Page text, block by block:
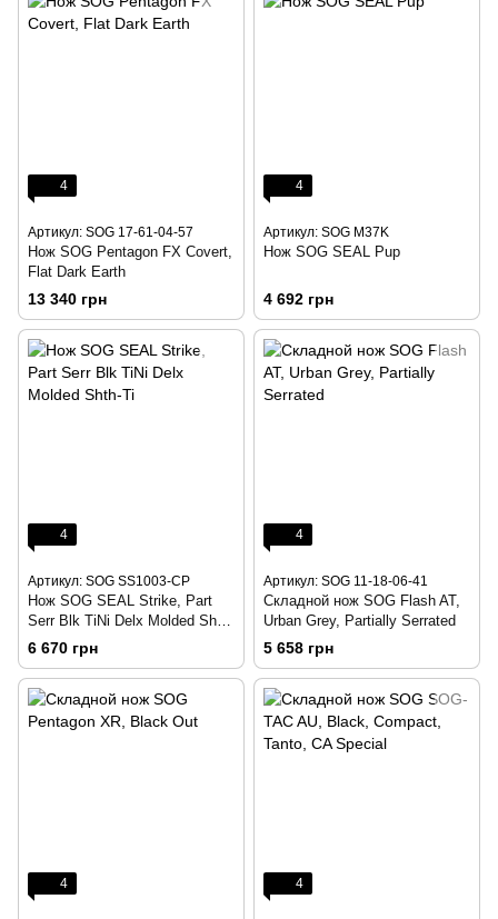
4
Артикул: SOG 17-61-04-57
Нож SOG Pentagon FX Covert,
Flat Dark Earth
13 340 грн
4
Артикул: SOG M37K
Нож SOG SEAL Pup
4 692 грн
4
Артикул: SOG SS1003-CP
Нож SOG SEAL Strike, Part
Serr Blk TiNi Delx Molded Shth-
Ti
6 670 грн
4
Артикул: SOG 11-18-06-41
Складной нож SOG Flash AT,
Urban Grey, Partially Serrated
5 658 грн
4 4